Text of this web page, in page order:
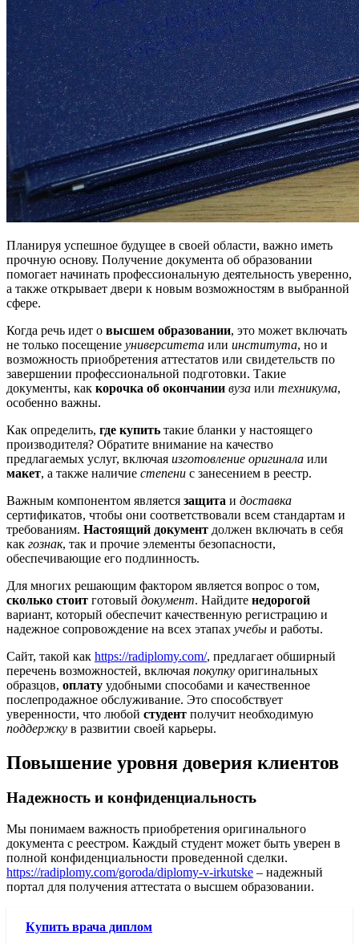
Планируя успешное будущее в своей области, важно иметь
прочную основу. Получение документа об образовании
помогает начинать профессиональную деятельность уверенно,
а также открывает двери к новым возможностям в выбранной
сфере.
Когда речь идет о высшем образовании, это может включать
не только посещение университета или института, но и
возможность приобретения аттестатов или свидетельств по
завершении профессиональной подготовки. Такие
документы, как корочка об окончании вуза или техникума,
особенно важны.
Как определить, где купить такие бланки у настоящего
производителя? Обратите внимание на качество
предлагаемых услуг, включая изготовление оригинала или
макет, а также наличие степени с занесением в реестр.
Важным компонентом является защита и доставка
сертификатов, чтобы они соответствовали всем стандартам и
требованиям. Настоящий документ должен включать в себя
как гознак, так и прочие элементы безопасности,
обеспечивающие его подлинность.
Для многих решающим фактором является вопрос о том,
сколько стоит готовый документ. Найдите недорогой
вариант, который обеспечит качественную регистрацию и
надежное сопровождение на всех этапах учебы и работы.
Сайт, такой как https://radiplomy.com/, предлагает обширный
перечень возможностей, включая покупку оригинальных
образцов, оплату удобными способами и качественное
послепродажное обслуживание. Это способствует
уверенности, что любой студент получит необходимую
поддержку в развитии своей карьеры.
Повышение уровня доверия клиентов
Надежность и конфиденциальность
Мы понимаем важность приобретения оригинального
документа с реестром. Каждый студент может быть уверен в
полной конфиденциальности проведенной сделки.
https://radiplomy.com/goroda/diplomy-v-irkutske – надежный
портал для получения аттестата о высшем образовании.
Купить врача диплом